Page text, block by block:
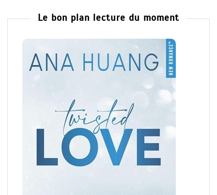
Le bon plan lecture du moment